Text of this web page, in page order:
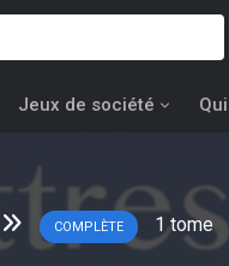
Jeux de société
COMPLÈTE 1tome